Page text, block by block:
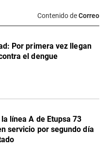
Contenido deCorreo
Por primera vez llegan
el dengue
línea A de Etupsa 73
servicio por segundo día